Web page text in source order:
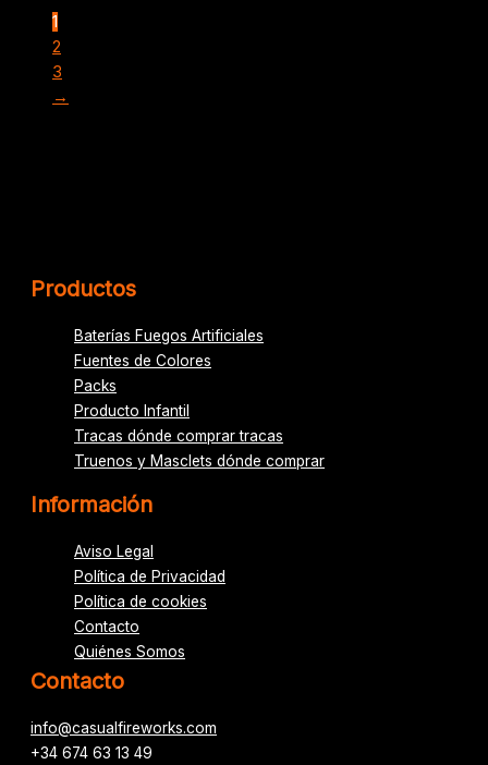
1
2
3
→
Productos
Baterías Fuegos Artificiales
Fuentes de Colores
Packs
Producto Infantil
Tracas dónde comprar tracas
Truenos y Masclets dónde comprar
Información
Aviso Legal
Política de Privacidad
Política de cookies
Contacto
Quiénes Somos
Contacto
info@casualfireworks.com
+34 674 63 13 49